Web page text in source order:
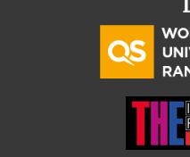
RSU fonds
Muzeji un ekspozīcijas